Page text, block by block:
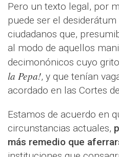
Pero un texto legal, por
puede ser el
ciudadanos que,
al modo de aquellos
decimonónicos cuyo
la Pepa!, y que tenían
acordado en las Cortes
Estamos de acuerdo en
circunstancias actuales,
más remedio que